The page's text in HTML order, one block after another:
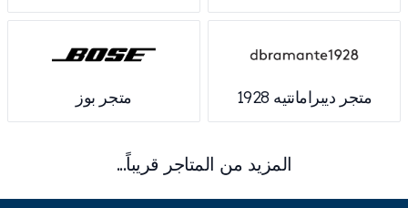
متجر ديبرامانتيه 1928 متجر بوز
المزيد من المتاجر قريباً...